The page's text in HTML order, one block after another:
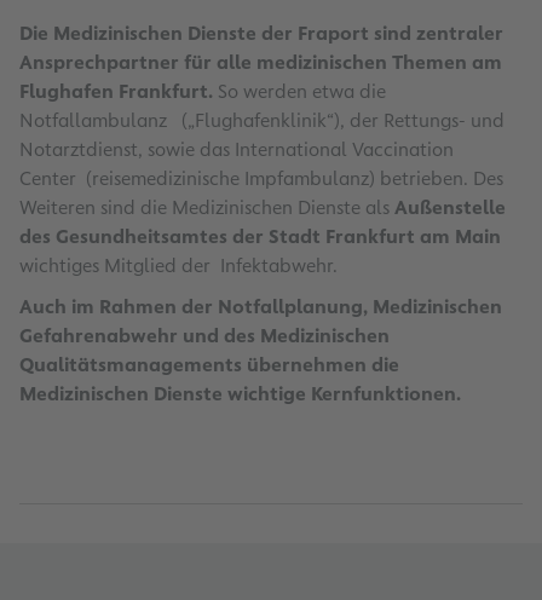
Die Medizinischen Dienste der Fraport sind zentraler
Ansprechpartner für alle medizinischen Themen am
Flughafen Frankfurt. So werden etwa die
Notfallambulanz („Flughafenklinik“), der Rettungs- und
Notarztdienst, sowie das International Vaccination
Center (reisemedizinische Impfambulanz) betrieben. Des
Weiteren sind die Medizinischen Dienste alsAußenstelle
des Gesundheitsamtes der Stadt Frankfurt am Main
wichtiges Mitglied der Infektabwehr.
Auch im Rahmen der Notfallplanung, Medizinischen
Gefahrenabwehr und des Medizinischen
Qualitätsmanagements übernehmen die
Medizinischen Dienste wichtige Kernfunktionen.